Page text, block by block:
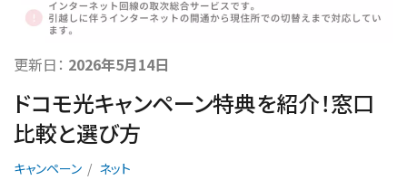
更新日： 2026年5月14日
ドコモ光キャンペーン特典を紹介！窓口
比較と選び方
キャンペーン ネット